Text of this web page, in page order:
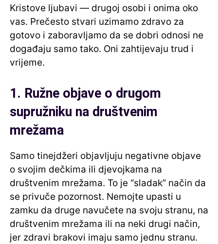
Kristove ljubavi — drugoj osobi i onima oko
vas. Prečesto stvari uzimamo zdravo za
gotovo i zaboravljamo da se dobri odnosi ne
događaju samo tako. Oni zahtijevaju trud i
vrijeme.
1. Ružne objave o drugom
supružniku na društvenim
mrežama
Samo tinejdžeri objavljuju negativne objave
o svojim dečkima ili djevojkama na
društvenim mrežama. To je “sladak” način da
se privuče pozornost. Nemojte upasti u
zamku da druge navučete na svoju stranu, na
društvenim mrežama ili na neki drugi način,
jer zdravi brakovi imaju samo jednu stranu.